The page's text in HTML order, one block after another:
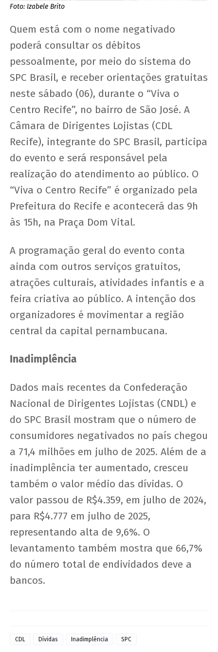
Foto: Izabele Brito
Quem está com o nome negativado
poderá consultar os débitos
pessoalmente, por meio do sistema do
SPC Brasil, e receber orientações gratuitas
neste sábado (06), durante o “Viva o
Centro Recife”, no bairro de São José. A
Câmara de Dirigentes Lojistas (CDL
Recife), integrante do SPC Brasil, participa
do evento e será responsável pela
realização do atendimento ao público. O
“Viva o Centro Recife” é organizado pela
Prefeitura do Recife e acontecerá das 9h
às 15h, na Praça Dom Vital.
A programação geral do evento conta
ainda com outros serviços gratuitos,
atrações culturais, atividades infantis e a
feira criativa ao público. A intenção dos
organizadores é movimentar a região
central da capital pernambucana.
Inadimplência
Dados mais recentes da Confederação
Nacional de Dirigentes Lojistas (CNDL) e
do SPC Brasil mostram que o número de
consumidores negativados no país chegou
a 71,4 milhões em julho de 2025. Além de a
inadimplência ter aumentado, cresceu
também o valor médio das dívidas. O
valor passou de R$4.359, em julho de 2024,
para R$4.777 em julho de 2025,
representando alta de 9,6%. O
levantamento também mostra que 66,7%
do número total de endividados deve a
bancos.
CDL Dívidas Inadimplência SPC